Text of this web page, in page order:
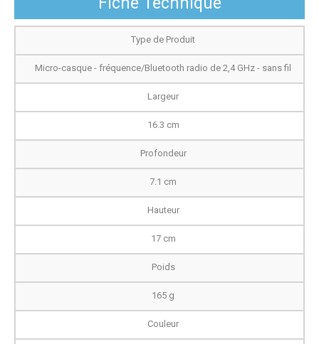
Type de Produit
Micro-casque - fréquence/Bluetooth radio de 2,4 GHz - sans fil
Largeur
16.3 cm
Profondeur
7.1 cm
Hauteur
17 cm
Poids
165 g
Couleur